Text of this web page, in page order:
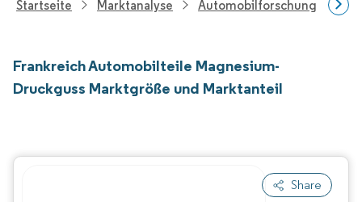
Startseite Marktanalyse Automobilforschung
Frankreich Automobilteile Magnesium-
Druckguss Marktgröße und Marktanteil
Share